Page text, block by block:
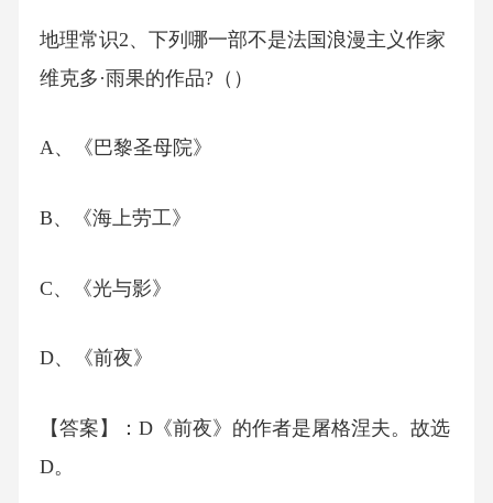
地理常识2、下列哪一部不是法国浪漫主义作家
维克多·雨果的作品?（）
A、《巴黎圣母院》
B、《海上劳工》
C、《光与影》
D、《前夜》
【答案】：D《前夜》的作者是屠格涅夫。故选
D。